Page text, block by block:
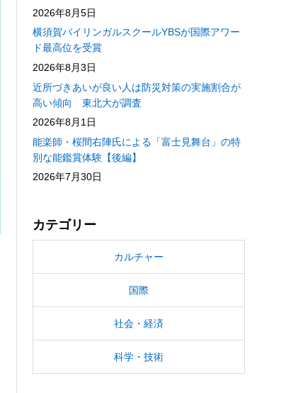
2026年8月5日
横須賀バイリンガルスクールYBSが国際アワー
ド最高位を受賞
2026年8月3日
近所づきあいが良い人は防災対策の実施割合が
高い傾向 東北大が調査
2026年8月1日
能楽師・桜間右陣氏による「富士見舞台」の特
別な能鑑賞体験【後編】
2026年7月30日
カテゴリー
カルチャー
国際
社会・経済
科学・技術